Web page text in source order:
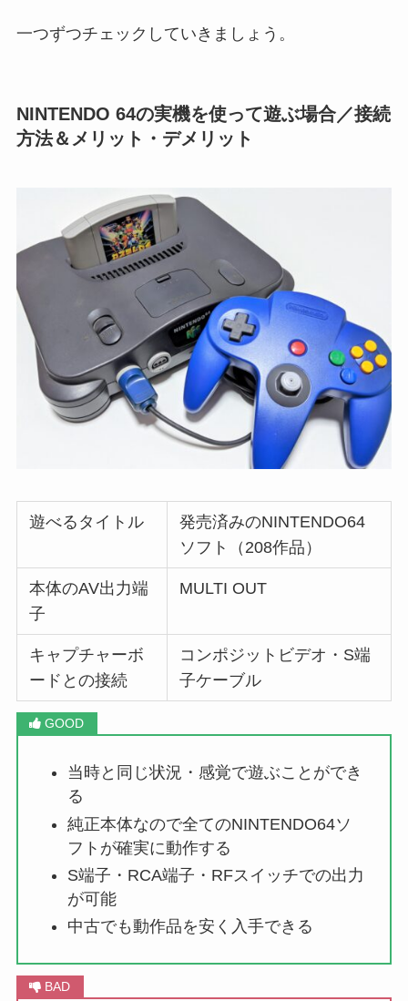
一つずつチェックしていきましょう。
NINTENDO 64の実機を使って遊ぶ場合／接続
方法＆メリット・デメリット
遊べるタイトル 発売済みのNINTENDO64
ソフト（208作品）
本体のAV出力端
子
MULTI OUT
キャプチャーボ
ードとの接続
コンポジットビデオ・S端
子ケーブル
当時と同じ状況・感覚で遊ぶことができ
る
純正本体なので全てのNINTENDO64ソ
フトが確実に動作する
S端子・RCA端子・RFスイッチでの出力
が可能
中古でも動作品を安く入手できる